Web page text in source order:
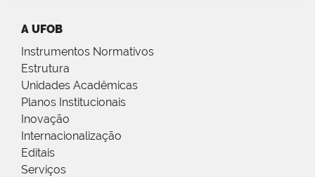
A UFOB
Instrumentos Normativos
Estrutura
Unidades Acadêmicas
Planos Institucionais
Inovação
Internacionalização
Editais
Serviços